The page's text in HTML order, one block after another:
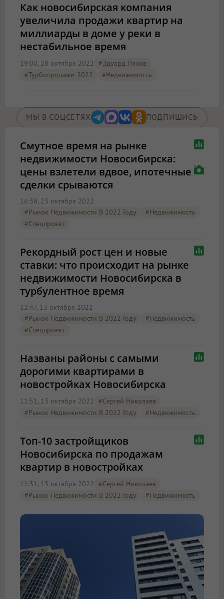
Как новосибирская компания
увеличила продажи квартир на
миллиарды в доме у реки в
нестабильное время
19:00, 28 октября 2022
#Эдуард Ляхов
#Турбопродажи-2022
#Недвижимость
МЫ В СОЦСЕТЯХ ПОДПИШИСЬ
Смутное время на рынке
недвижимости Новосибирска:
цены взлетели вдвое, ипотечные
сделки срываются
16:38, 23 октября 2022
#Рынок Недвижимости В 2022 Году
#Недвижимость
#Спецпроект
Рекордный рост цен и новые
ставки: что происходит на рынке
недвижимости Новосибирска в
турбулентное время
12:47, 13 октября 2022
#Рынок Недвижимости В 2022 Году
#Недвижимость
#Спецпроект
Названы районы с самыми
дорогими квартирами в
новостройках Новосибирска
11:51, 13 октября 2022
#Сергей Николаев
#Рынок Недвижимости В 2022 Году
#Недвижимость
Топ-10 застройщиков
Новосибирска по продажам
квартир в новостройках
11:31, 13 октября 2022
#Сергей Николаев
#Рынок Недвижимости В 2022 Году
#Недвижимость